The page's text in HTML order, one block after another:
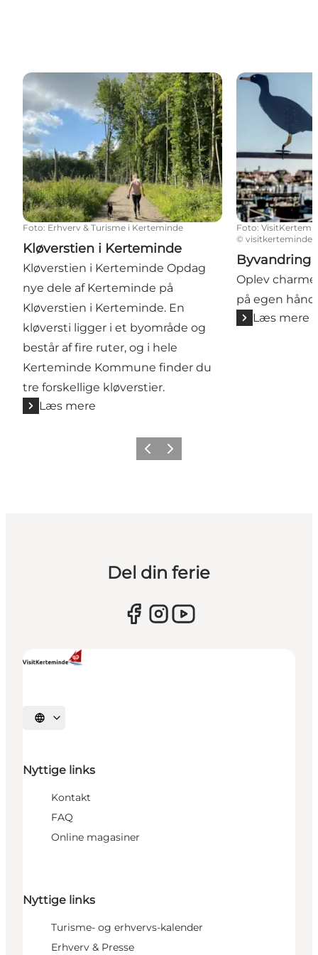
Kløverstien i Kerteminde
Foto: Erhverv & Turisme i Kerteminde
Kløverstien i Kerteminde
Kløverstien i Kerteminde Opdag
nye dele af Kerteminde på
Kløverstien i Kerteminde. En
kløversti ligger i et byområde og
består af fire ruter, og i hele
Kerteminde Kommune finder du
tre forskellige kløverstier.
Læs mere
Byvandring i
Foto:
©visitkerteminde
Byvandring
Oplev
på egen hånd
Læs mere
ForrigeNæste
Del din ferie
Vælg sprog
Nyttige links
Kontakt
FAQ
Online magasiner
Nyttige links
Turisme- og erhvervs-kalender
Erhverv & Presse